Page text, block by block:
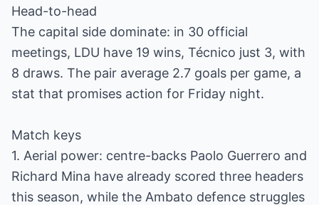
Head-to-head
The capital side dominate: in 30 official
meetings, LDU have 19 wins, Técnico just 3, with
8 draws. The pair average 2.7 goals per game, a
stat that promises action for Friday night.
Match keys
1. Aerial power: centre-backs Paolo Guerrero and
Richard Mina have already scored three headers
this season, while the Ambato defence struggles